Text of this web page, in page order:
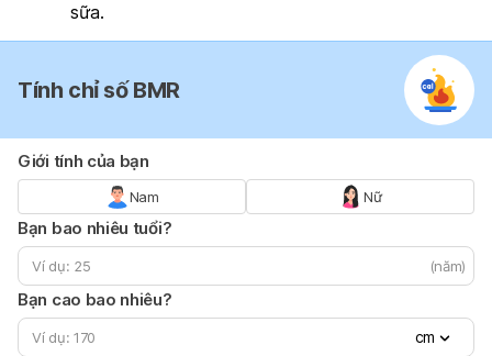
sữa.
Tính chỉ số BMR
Giới tính của bạn
Nam Nữ
Bạn bao nhiêu tuổi?
(năm)
Bạn cao bao nhiêu?
cm